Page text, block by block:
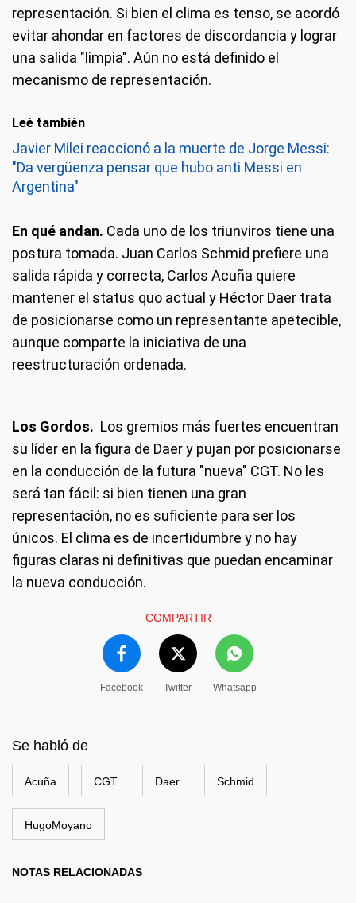
representación. Si bien el clima es tenso, se acordó
evitar ahondar en factores de discordancia y lograr
una salida "limpia". Aún no está definido el
mecanismo de representación.
Leé también
Javier Milei reaccionó a la muerte de Jorge Messi:
"Da vergüenza pensar que hubo anti Messi en
Argentina"
En qué andan. Cada uno de los triunviros tiene una
postura tomada. Juan Carlos Schmid prefiere una
salida rápida y correcta, Carlos Acuña quiere
mantener el status quo actual y Héctor Daer trata
de posicionarse como un representante apetecible,
aunque comparte la iniciativa de una
reestructuración ordenada.
Los Gordos. Los gremios más fuertes encuentran
su líder en la figura de Daer y pujan por posicionarse
en la conducción de la futura "nueva" CGT. No les
será tan fácil: si bien tienen una gran
representación, no es suficiente para ser los
únicos. El clima es de incertidumbre y no hay
figuras claras ni definitivas que puedan encaminar
la nueva conducción.
COMPARTIR
Facebook Twitter Whatsapp
Se habló de
Acuña CGT Daer Schmid
HugoMoyano
NOTAS RELACIONADAS